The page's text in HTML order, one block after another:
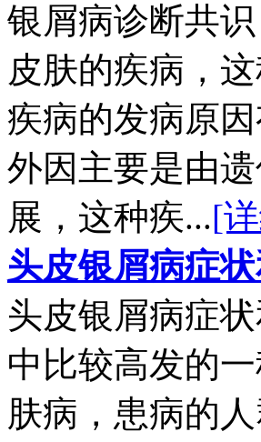
银屑病诊断共
皮肤的疾病，
疾病的发病原
外因主要是由
展，这种疾...[
头皮银屑病症
头皮银屑病症
中比较高发的
肤病，患病的